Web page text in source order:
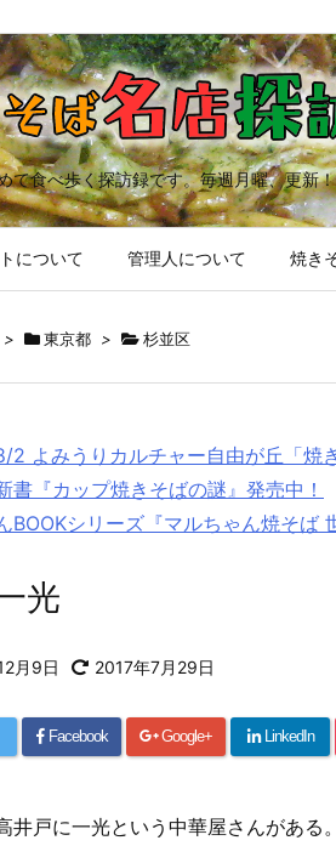
て食べ歩く探訪録です。毎週月曜、更新！
について 管理人について 焼き
> 東京都 > 杉並区
2 よみうりカルチャー自由が丘「
書『カップ焼きそばの謎』発売中！
BOOKシリーズ『マルちゃん焼そば
光
月9日 2017年7月29日
Facebook Google+ LinkedIn
井戸に一光という中華屋さんがあ